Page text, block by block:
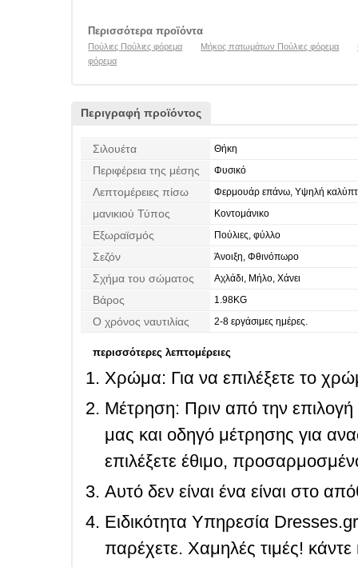
Περισσότερα προϊόντα
Πούλιες Πούλιες φόρεμα Μήκος πατωμάτων Πούλιες φόρεμα
φόρεμα
Περιγραφή προϊόντος
Σιλουέτα Θήκη
Περιφέρεια της μέσης Φυσικό
Λεπτομέρειες πίσω Φερμουάρ επάνω, Υψηλή
μανικιού Τύπος Κοντομάνικο
Εξωραϊσμός Πούλιες, φύλλο
Σεζόν Άνοιξη, Φθινόπωρο
Σχήμα του σώματος Αχλάδι, Μήλο, Χάνει
Βάρος 1.98KG
Ο χρόνος ναυτιλίας 2-8 εργάσιμες ημέρες.
περισσότερες λεπτομέρειες
Χρώμα: Για να επιλέξετε το
Μέτρηση: Πριν από την
μας και οδηγό μέτρησης για
επιλέξετε έθιμο,
Αυτό δεν είναι ένα είναι στο
Ειδικότητα Υπηρεσία
παρέχετε. Χαμηλές τιμές! κάντε